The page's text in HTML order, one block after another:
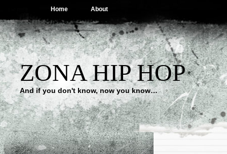
Home About
ZONA HIP HOP
And if you don't know, now you know…